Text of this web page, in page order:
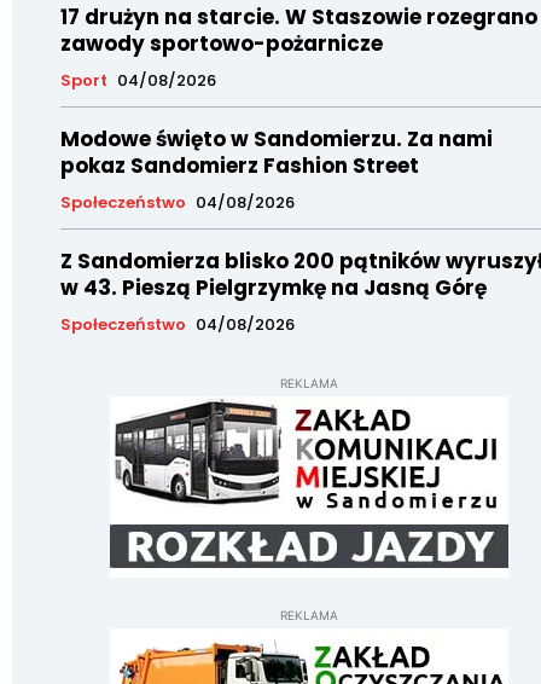
17 drużyn na starcie. W Staszowie rozegrano
zawody sportowo-pożarnicze
Sport 04/08/2026
Modowe święto w Sandomierzu. Za nami
pokaz Sandomierz Fashion Street
Społeczeństwo 04/08/2026
Z Sandomierza blisko 200 pątników
w 43. Pieszą Pielgrzymkę na Jasną Górę
Społeczeństwo 04/08/2026
REKLAMA
REKLAMA